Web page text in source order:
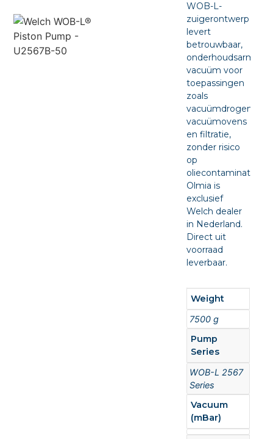
WOB-L-
zuigerontwerp
levert
betrouwbaar,
onderhoudsarm
vacuüm voor
toepassingen
zoals
vacuümdrogen,
vacuümovens
en filtratie,
zonder risico
op
oliecontaminatie.
Olmia is
exclusief
Welch dealer
in Nederland.
Direct uit
voorraad
leverbaar.
Weight
7500 g
Pump
Series
WOB-L 2567
Series
Vacuum
(mBar)